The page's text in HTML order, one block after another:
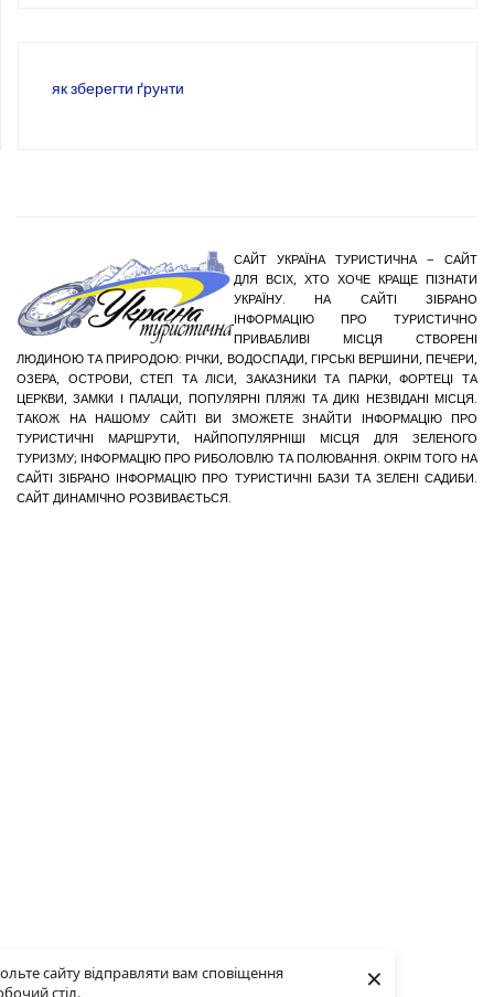
сайту відправляти вам сповіщення
стіл.
×
як зберегти ґрунти
САЙТ УКРАЇНА ТУРИСТИЧНА – САЙТ
ДЛЯ ВСІХ, ХТО ХОЧЕ КРАЩЕ ПІЗНАТИ
УКРАЇНУ. НА САЙТІ ЗІБРАНО
ІНФОРМАЦІЮ ПРО ТУРИСТИЧНО
ПРИВАБЛИВІ МІСЦЯ СТВОРЕНІ
ЛЮДИНОЮ ТА ПРИРОДОЮ: РІЧКИ, ВОДОСПАДИ, ГІРСЬКІ ВЕРШИНИ, ПЕЧЕРИ,
ОЗЕРА, ОСТРОВИ, СТЕП ТА ЛІСИ, ЗАКАЗНИКИ ТА ПАРКИ, ФОРТЕЦІ ТА
ЦЕРКВИ, ЗАМКИ І ПАЛАЦИ, ПОПУЛЯРНІ ПЛЯЖІ ТА ДИКІ НЕЗВІДАНІ МІСЦЯ.
ТАКОЖ НА НАШОМУ САЙТІ ВИ ЗМОЖЕТЕ ЗНАЙТИ ІНФОРМАЦІЮ ПРО
ТУРИСТИЧНІ МАРШРУТИ, НАЙПОПУЛЯРНІШІ МІСЦЯ ДЛЯ ЗЕЛЕНОГО
ТУРИЗМУ; ІНФОРМАЦІЮ ПРО РИБОЛОВЛЮ ТА ПОЛЮВАННЯ. ОКРІМ ТОГО НА
САЙТІ ЗІБРАНО ІНФОРМАЦІЮ ПРО ТУРИСТИЧНІ БАЗИ ТА ЗЕЛЕНІ САДИБИ.
САЙТ ДИНАМІЧНО РОЗВИВАЄТЬСЯ.